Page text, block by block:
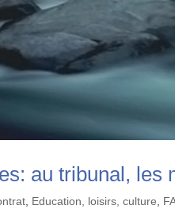
au tribunal, les
Education, loisirs, culture